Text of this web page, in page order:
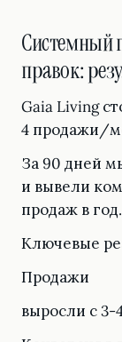
Системный
правок:
Gaia Living
4 продажи/
За 90 дней
и вывели
продаж в год.
Ключевые
Продажи
выросли с 3-